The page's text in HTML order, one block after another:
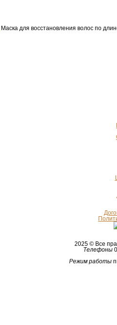
Маска для восстановления волос по
2025 © Все
Телефоны
Режим работы